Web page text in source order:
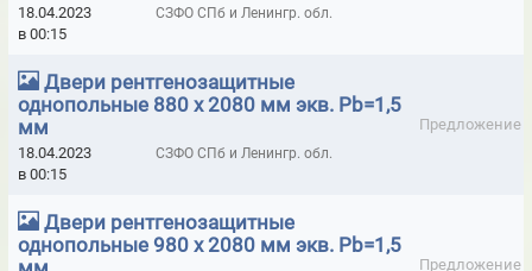
ЗАЗЕМЛЕНИЯ ПЕРЕНОСНЫЕ ЛИНЕЙНЫЕ ДО 110 КВТ
ЗАЗЕМЛЕНИЯ ПЕРЕНОСНЫЕ ЛИНЕЙНЫЕ ДО 35 КВТ
ЗАЗЕМЛЕНИЯ ПЕРЕНОСНЫЕ ПОДСТАНЦИОННЫЕ ЗПП ДО 1 КВТ
ЗАЗЕМЛЕНИЯ ПЕРЕНОСНЫЕ ПОДСТАНЦИОННЫЕ ЗПП ДО 15 КВТ
18.04.2023
в 00:15
СЗФО СПб и Ленингр. обл.
Двери рентгенозащитные
однопольные 880 х 2080 мм экв. Pb=1,5
мм
Предложение
18.04.2023
в 00:15
СЗФО СПб и Ленингр. обл.
Двери рентгенозащитные
однопольные 980 х 2080 мм экв. Pb=1,5
Предложение